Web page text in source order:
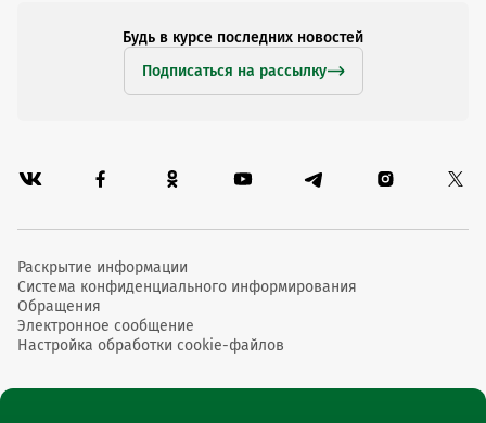
Будь в курсе последних новостей
Подписаться на рассылку
Раскрытие информации
Система конфиденциального информирования
Обращения
Электронное сообщение
Настройка обработки cookie-файлов